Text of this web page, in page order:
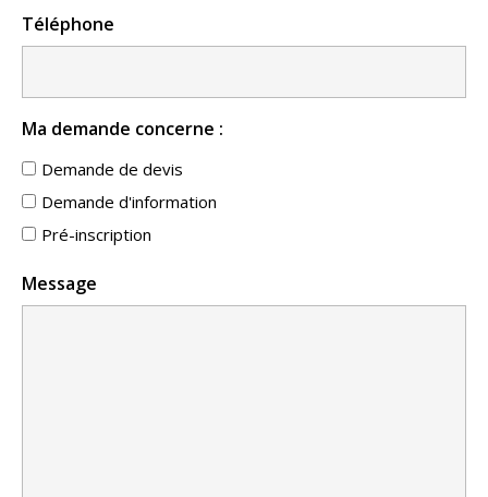
Téléphone
Ma demande concerne :
Demande de devis
Demande d'information
Pré-inscription
Message